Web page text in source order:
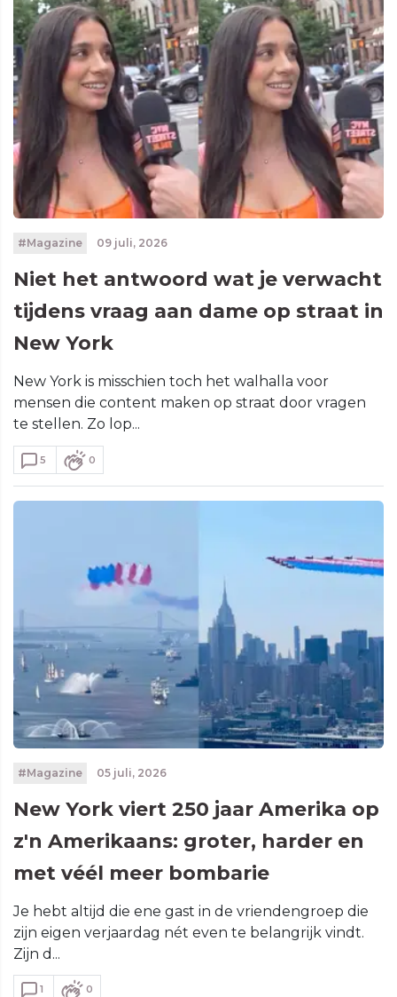
#Magazine 09 juli, 2026
Niet het antwoord wat je verwacht
tijdens vraag aan dame op straat in
New York
New York is misschien toch het walhalla voor
mensen die content maken op straat door vragen
te stellen. Zo lop...
5 0
#Magazine 05 juli, 2026
New York viert 250 jaar Amerika op
z'n Amerikaans: groter, harder en
met véél meer bombarie
Je hebt altijd die ene gast in de vriendengroep die
zijn eigen verjaardag nét even te belangrijk vindt.
Zijn d...
1 0